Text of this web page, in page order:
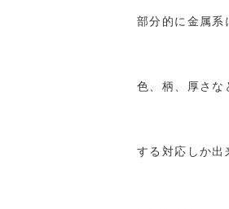
部分的に金属系
色、柄、厚さな
する対応しか出